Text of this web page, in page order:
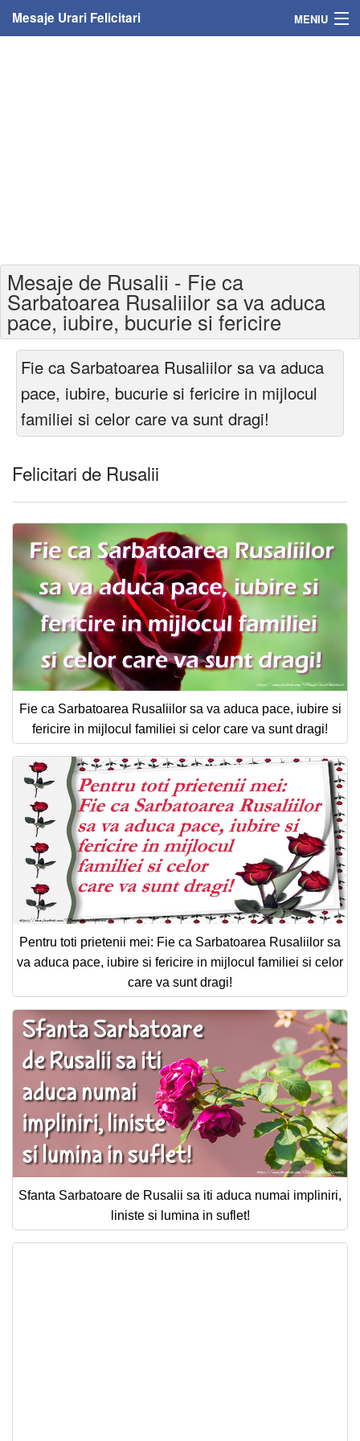
Mesaje Urari Felicitari MENIU
Felicitari varsta
Felicitari zilele anului
Felicitari zile saptamana
Felicitari muzicale
Felicitari muzicale personalizate
Felicitari animate
Invitatii personalizate
Conecteaza-te
Mesaje de Rusalii - Fie ca
Sarbatoarea Rusaliilor sa va aduca
pace, iubire, bucurie si fericire
Fie ca Sarbatoarea Rusaliilor sa va aduca
pace, iubire, bucurie si fericire in mijlocul
familiei si celor care va sunt dragi!
Felicitari de Rusalii
Fie ca Sarbatoarea Rusaliilor sa va aduca pace, iubire si
fericire in mijlocul familiei si celor care va sunt dragi!
Pentru toti prietenii mei: Fie ca Sarbatoarea Rusaliilor sa
va aduca pace, iubire si fericire in mijlocul familiei si celor
care va sunt dragi!
Sfanta Sarbatoare de Rusalii sa iti aduca numai impliniri,
liniste si lumina in suflet!